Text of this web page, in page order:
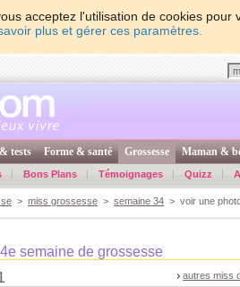
acceptez l'utilisation de cookies pour
plus et gérer ces paramètres.
tests Forme & santé Grossesse Maman &
Bons Plans Témoignages Quizz
> miss grossesse > semaine 34 > voir une
semaine de grossesse
autres miss